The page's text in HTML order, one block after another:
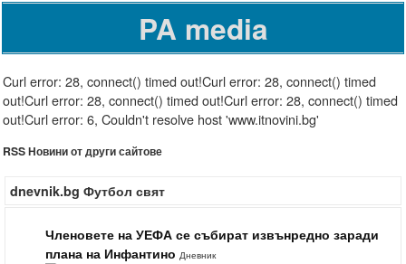
PA media
Curl error: 28, connect() timed out!Curl error: 28, connect() timed
out!Curl error: 28, connect() timed out!Curl error: 28, connect() timed
out!Curl error: 6, Couldn't resolve host 'www.itnovini.bg'
RSS Новини от други сайтове
dnevnik.bg Футбол свят
Членовете на УЕФА се събират извънредно заради
плана на Инфантино Дневник